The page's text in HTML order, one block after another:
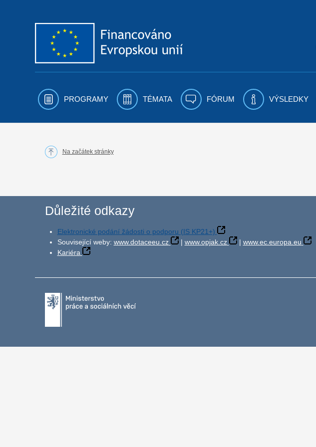
PROGRAMY TÉMATA FÓRUM VÝSLEDKY
Na začátek stránky
Důležité odkazy
Elektronické podání žádosti o podporu (IS KP21+)
Související weby: www.dotaceeu.cz | www.opjak.cz | www.ec.europa.eu
Kariéra